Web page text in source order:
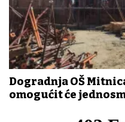
Dogradnja OŠ
omogućit će